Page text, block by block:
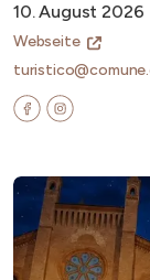
10. August 2026
Webseite